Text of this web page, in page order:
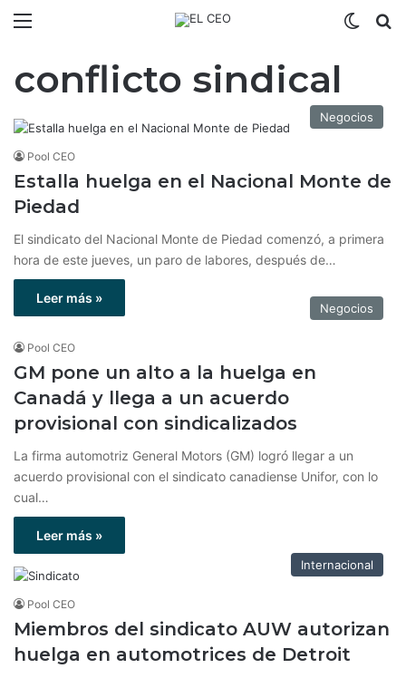
conflicto sindical
Negocios
Pool CEO
Estalla huelga en el Nacional Monte de
Piedad
El sindicato del Nacional Monte de Piedad comenzó, a primera
hora de este jueves, un paro de labores, después de…
Leer más »
Negocios
Pool CEO
GM pone un alto a la huelga en
Canadá y llega a un acuerdo
provisional con sindicalizados
La firma automotriz General Motors (GM) logró llegar a un
acuerdo provisional con el sindicato canadiense Unifor, con lo
cual…
Leer más »
Internacional
Pool CEO
Miembros del sindicato AUW autorizan
huelga en automotrices de Detroit